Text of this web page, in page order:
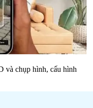
và chụp hình, cấu hình